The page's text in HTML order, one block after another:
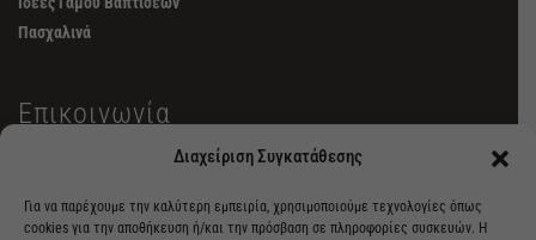
Διαχείριση Συγκατάθεσης
Για να παρέχουμε την καλύτερη εμπειρία, χρησιμοποιούμε τεχνολογίες όπως
cookies για την αποθήκευση ή/και την πρόσβαση σε πληροφορίες συσκευών. Η
Πασχαλινά
Επικοινωνία
info@kuroneko.gr